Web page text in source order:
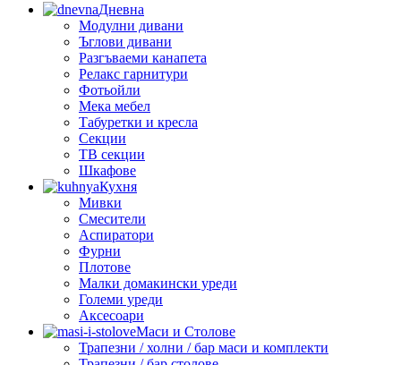
Дневна
Модулни дивани
Ъглови дивани
Разгъваеми канапета
Релакс гарнитури
Фотьойли
Мека мебел
Табуретки и кресла
Секции
ТВ секции
Шкафове
Кухня
Мивки
Смесители
Аспиратори
Фурни
Плотове
Малки домакински уреди
Големи уреди
Аксесоари
Маси и Столове
Трапезни / холни / бар маси и комплекти